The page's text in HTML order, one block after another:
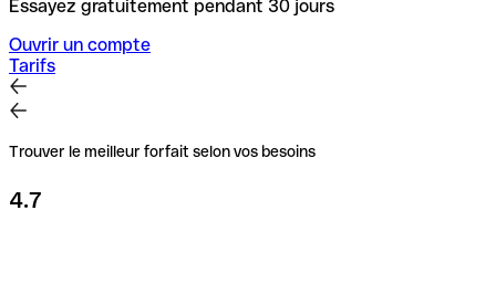
Essayez gratuitement pendant 30 jours
Ouvrir un compte
Tarifs
Trouver le meilleur forfait selon vos besoins
4.7